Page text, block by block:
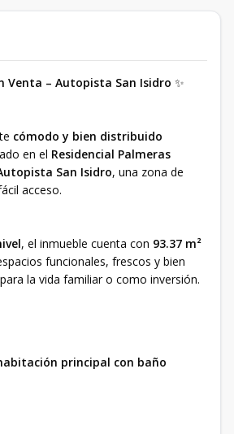
Venta – Autopista San Isidro ✨
cómodo y bien distribuido
en el Residencial Palmeras
San Isidro, una zona de
acceso.
, el inmueble cuenta con 93.37 m²
funcionales, frescos y bien
la vida familiar o como inversión.
principal con baño